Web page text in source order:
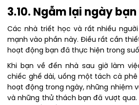
3.10. Ngẫm lại ngày
Các nhà triết học và rất nhiều
mạnh vào phần này. Điều rất cần
hoạt động bạn đã thực hiện trong
Khi bạn về đến nhà sau giờ làm
chiếc ghế dài, uống một tách cà
hoạt động trong ngày, những nhiệm
và những thử thách bạn đã vượt qua.